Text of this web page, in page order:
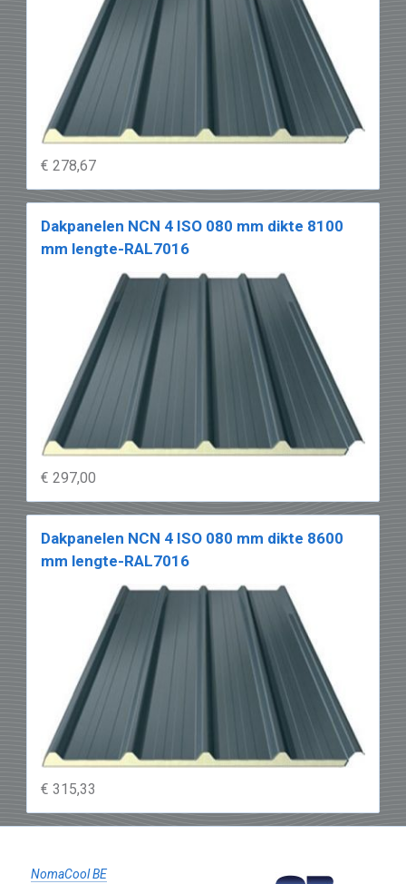
€ 278,67
Dakpanelen NCN 4 ISO 080 mm dikte 8100
mm lengte-RAL7016
€ 297,00
Dakpanelen NCN 4 ISO 080 mm dikte 8600
mm lengte-RAL7016
€ 315,33
NomaCool BE